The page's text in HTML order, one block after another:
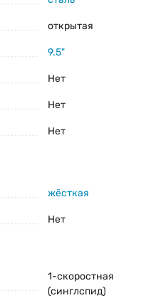
вид, характеристики и
продавцов и
открытая
9.5"
Нет
Нет
Нет
жёсткая
Нет
1-скоростная
(синглспид)